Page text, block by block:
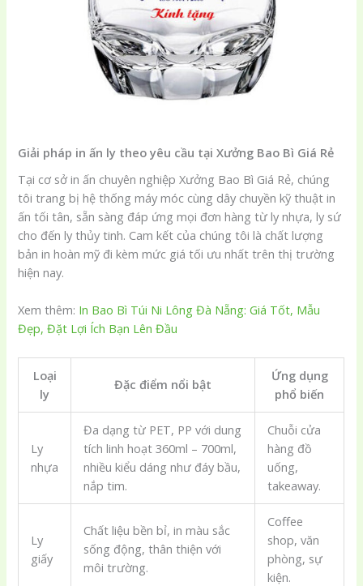
Giải pháp in ấn ly theo yêu cầu tại Xưởng Bao Bì Giá Rẻ
Tại cơ sở in ấn chuyên nghiệp Xưởng Bao Bì Giá Rẻ, chúng
tôi trang bị hệ thống máy móc cùng dây chuyền kỹ thuật in
ấn tối tân, sẵn sàng đáp ứng mọi đơn hàng từ ly nhựa, ly sứ
cho đến ly thủy tinh. Cam kết của chúng tôi là chất lượng
bản in hoàn mỹ đi kèm mức giá tối ưu nhất trên thị trường
hiện nay.
Xem thêm: In Bao Bì Túi Ni Lông Đà Nẵng: Giá Tốt, Mẫu
Đẹp, Đặt Lợi Ích Bạn Lên Đầu
Loại
ly
Đặc điểm nổi bật
Ứng dụng
phổ biến
Ly
nhựa
Đa dạng từ PET, PP với dung
tích linh hoạt 360ml – 700ml,
nhiều kiểu dáng như đáy bầu,
nắp tim.
Chuỗi cửa
hàng đồ
uống,
takeaway.
Ly
giấy
Chất liệu bền bỉ, in màu sắc
sống động, thân thiện với
môi trường.
Coffee
shop, văn
phòng, sự
kiện.